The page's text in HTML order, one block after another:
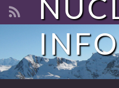
Search for: